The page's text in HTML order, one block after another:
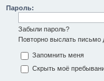
Пароль:
Забыли пароль?
Повторно выслать письмо
Запомнить меня
Скрыть моё